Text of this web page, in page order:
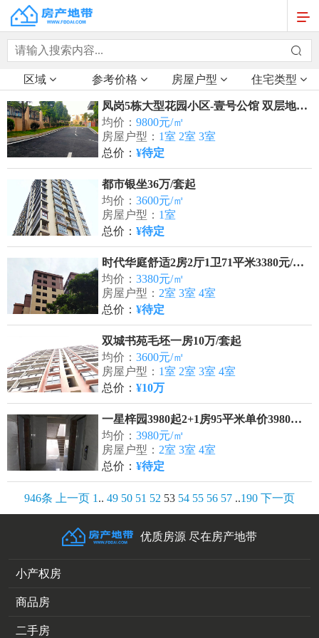
区域 参考价格 房屋户型 住宅类型
凤岗5栋大型花园小区-壹号公馆 双层地下停车场
均价：9800元/㎡
房屋户型： 1室 2室 3室
总价：¥待定
都市银坐36万/套起
均价：3600元/㎡
房屋户型： 1室
总价：¥待定
时代华庭舒适2房2厅1卫71平米3380元/m²起
均价：3380元/㎡
房屋户型： 2室 3室 4室
总价：¥待定
双城书苑毛坯一房10万/套起
均价：3600元/㎡
房屋户型： 1室 2室 3室 4室
总价：¥10万
一星梓园3980起2+1房95平米单价3980元起
均价：3980元/㎡
房屋户型： 2室 3室 4室
总价：¥待定
946条 上一页 1 .. 49 50 51 52 53 54 55 56 57 ..190 下一页
优质房源 尽在房产地带
小产权房
商品房
二手房